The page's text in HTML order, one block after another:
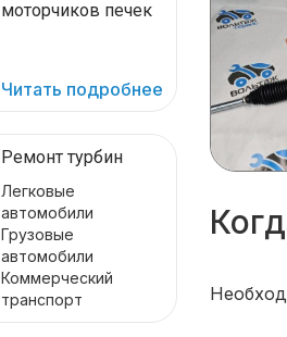
моторчиков печек
Читать подробнее
Ремонт турбин
Легковые
автомобили
Грузовые
автомобили
Коммерческий
транспорт